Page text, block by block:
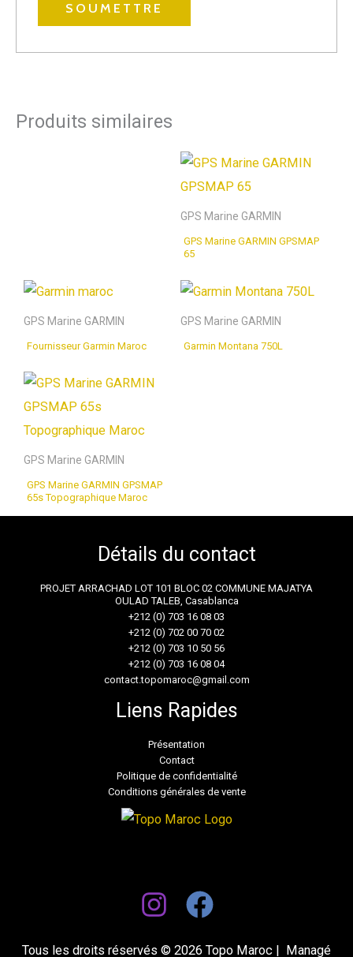
Produits similaires
GPS Marine GARMIN
GPS Marine GARMIN GPSMAP
65
GPS Marine GARMIN
Fournisseur Garmin Maroc
GPS Marine GARMIN
Garmin Montana 750L
GPS Marine GARMIN
GPS Marine GARMIN GPSMAP
65s Topographique Maroc
Détails du contact
PROJET ARRACHAD LOT 101 BLOC 02 COMMUNE MAJATYA
OULAD TALEB, Casablanca
+212 (0) 703 16 08 03
+212 (0) 702 00 70 02
+212 (0) 703 10 50 56
+212 (0) 703 16 08 04
contact.topomaroc@gmail.com
Liens Rapides
Présentation
Contact
Politique de confidentialité
Conditions générales de vente
Tous les droits réservés © 2026 Topo Maroc | Managé